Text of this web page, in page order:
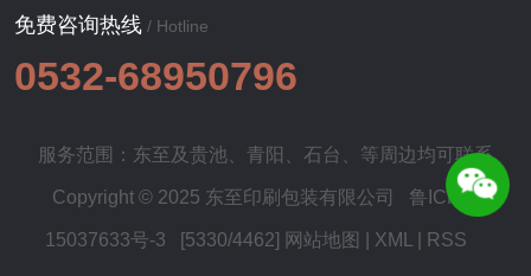
免费咨询热线 / Hotline
0532-68950796
服务范围：东至及贵池 青阳 石台 、等周边均可联系
Copyright © 2025 东至印刷包装有限公司 鲁ICP备
15037633号-3 [5330/4462] 网站地图 XML RSS